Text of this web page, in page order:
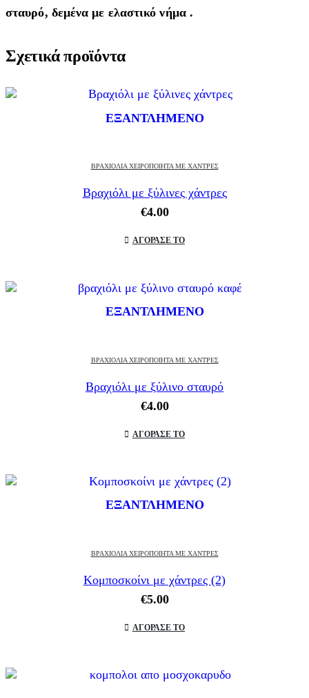
σταυρό, δεμένα με ελαστικό νήμα .
Σχετικά προϊόντα
ΕΞΑΝΤΛΗΜΈΝΟ
ΒΡΑΧΙΌΛΙΑ ΧΕΙΡΟΠΟΊΗΤΑ ΜΕ ΧΆΝΤΡΕΣ
Βραχιόλι με ξύλινες χάντρες
€4.00
ΑΓΟΡΑΣΕ ΤΟ
ΕΞΑΝΤΛΗΜΈΝΟ
ΒΡΑΧΙΌΛΙΑ ΧΕΙΡΟΠΟΊΗΤΑ ΜΕ ΧΆΝΤΡΕΣ
Βραχιόλι με ξύλινο σταυρό
€4.00
ΑΓΟΡΑΣΕ ΤΟ
ΕΞΑΝΤΛΗΜΈΝΟ
ΒΡΑΧΙΌΛΙΑ ΧΕΙΡΟΠΟΊΗΤΑ ΜΕ ΧΆΝΤΡΕΣ
Κομποσκοίνι με χάντρες (2)
€5.00
ΑΓΟΡΑΣΕ ΤΟ